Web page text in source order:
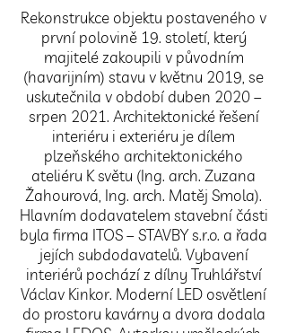
Rekonstrukce objektu postaveného v
první polovině 19. století, který
majitelé zakoupili v původním
(havarijním) stavu v květnu 2019, se
uskutečnila v období duben 2020 –
srpen 2021. Architektonické řešení
interiéru i exteriéru je dílem
plzeňského architektonického
ateliéru K světu (Ing. arch. Zuzana
Žahourová, Ing. arch. Matěj Smola).
Hlavním dodavatelem stavební části
byla firma ITOS – STAVBY s.r.o. a řada
jejích subdodavatelů. Vybavení
interiérů pochází z dílny Truhlářství
Václav Kinkor. Moderní LED osvětlení
do prostoru kavárny a dvora dodala